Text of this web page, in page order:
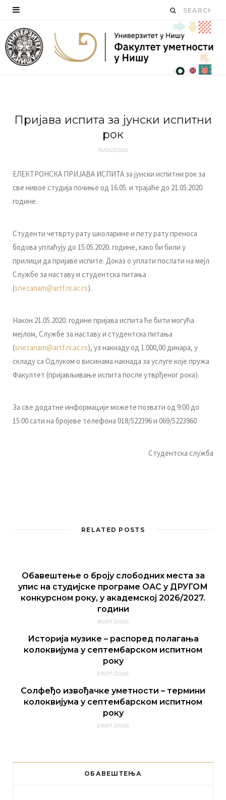
Приjaвa испитa зa jунски испитни
рoк
15/05/2020
ЕЛЕКТРОНСКА ПРИЈАВА ИСПИТА за јунски испитни рок за
све нивое студија почиње од 16.05. и трајаће до 21.05.2020.
године.
Студенти четврту рату школарине и пету рату преноса
бодова уплаћују до 15.05.2020. године, како би били у
прилици да пријаве испите. Доказ о уплати послати на мејл
Службе за наставу и студентска питања
(snezanam@artf.ni.ac.rs).
Након 21.05.2020. године пријава испита ће бити могућа
мејлом, Службе за наставу и студентска питања
(snezanam@artf.ni.ac.rs), уз накнаду од 1.000,00 динара, у
складу са Одлуком о висинама накнада за услуге које пружа
Факултет (пријављивање испита после утврђеног рока).
За све додатне информације можете позвати од 9:00 до
15:00 сати на бројеве телефона 018/522396 и 069/5223960
Студeнтскa службa
RELATED POSTS
Обавештење о броју слободних места за
упис на студијске програме ОАС у ДРУГОМ
конкурсном року, у академској 2026/2027.
години
30/07/2026
Историја музике – распоред полагања
колоквијума у септембарском испитном
року
29/07/2026
Солфеђо извођачке уметности – термини
колоквијума у септембарском испитном
року
29/07/2026
ОБАВЕШТЕЊА